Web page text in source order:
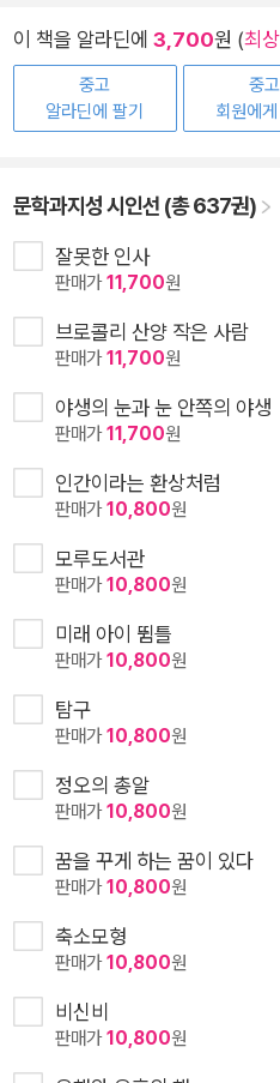
이 책을 알라딘에 3,700원 (최상
중고
알라딘에 팔기
중고
회원에게
문학과지성 시인선 (총 637권)
잘못한 인사
판매가11,700원
브로콜리 산양 작은 사람
판매가11,700원
야생의 눈과 눈 안쪽의 야생
판매가11,700원
인간이라는 환상처럼
판매가10,800원
모루도서관
판매가10,800원
미래 아이 뜀틀
판매가10,800원
탐구
판매가10,800원
정오의 총알
판매가10,800원
꿈을 꾸게 하는 꿈이 있다
판매가10,800원
축소모형
판매가10,800원
비신비
판매가10,800원